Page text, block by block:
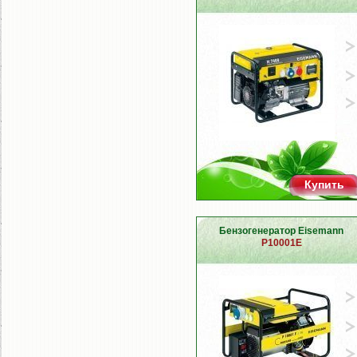
Купить
Бензогенератор Eisemann
P10001E